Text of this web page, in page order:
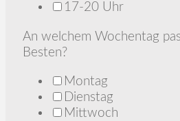
17-20 Uhr
An welchem Wochentag
Besten?
Montag
Dienstag
Mittwoch